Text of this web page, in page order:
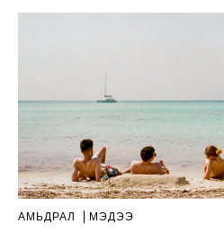
АМЬДРАЛ МЭДЭЭ